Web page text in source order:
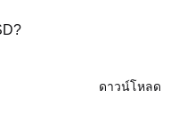
Mastercard) เพื่อซื้อเหรียญเสถียร
ซื้อขายแต่ละบล็อกที่มากกว่า
หรือ USDC
แทนแบบพาสซีฟ
ดาวน์โหลด